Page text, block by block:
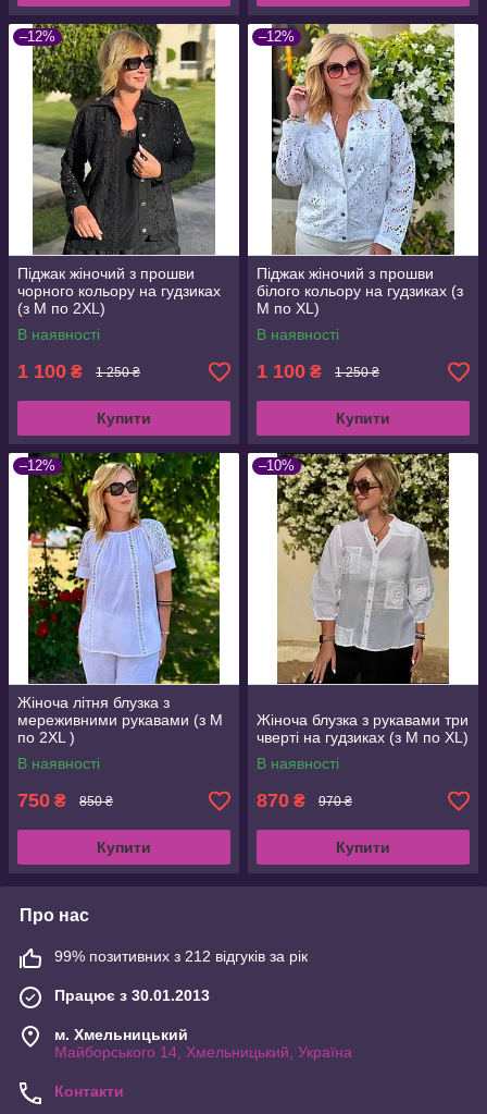
–12%
Піджак жіночий з прошви
чорного кольору на гудзиках
(з M по 2XL)
В наявності
1 100 ₴ 1 250 ₴
Купити
–12%
Піджак жіночий з прошви
білого кольору на гудзиках (з
M по XL)
В наявності
1 100 ₴ 1 250 ₴
Купити
–12%
Жіноча літня блузка з
мереживними рукавами (з M
по 2XL )
В наявності
750 ₴ 850 ₴
Купити
–10%
Жіноча блузка з рукавами три
чверті на гудзиках (з M по XL)
В наявності
870 ₴ 970 ₴
Купити
Про нас
99% позитивних з 212 відгуків за рік
Працює з 30.01.2013
м. Хмельницький
Майборського 14, Хмельницький, Україна
Контакти